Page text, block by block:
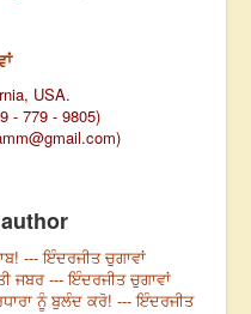
USA.
- 779 - 9805)
)
--- ਇੰਦਰਜੀਤ ਚੁਗਾਵਾਂ
ਜਬਰ --- ਇੰਦਰਜੀਤ ਚੁਗਾਵਾਂ
ਨੂੰ ਬੁਲੰਦ ਕਰੋ! --- ਇੰਦਰਜੀਤ